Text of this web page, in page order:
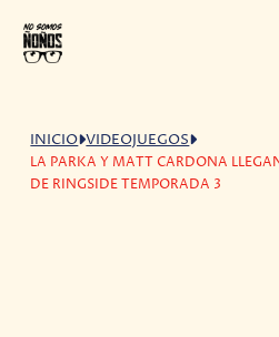
INICIO VIDEOJUEGOS
LA PARKA Y MATT CARDONA
DE RINGSIDE TEMPORADA 3